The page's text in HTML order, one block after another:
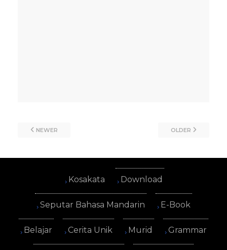
NEWER OLDER
Kosakata Download
Seputar Bahasa Mandarin E-Book
Belajar Cerita Unik Murid Grammar